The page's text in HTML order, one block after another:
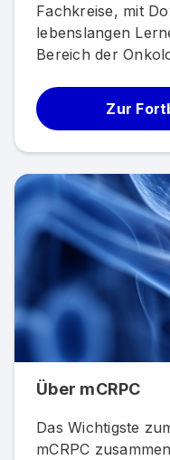
Fachkreise, mit
lebenslangen
Bereich der
Zur
Über mCRPC
Das Wichtigste
mCRPC